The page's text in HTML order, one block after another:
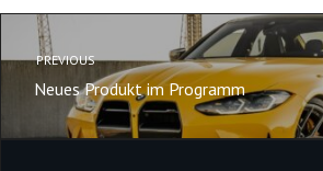
PREVIOUS
Neues Produkt im Programm